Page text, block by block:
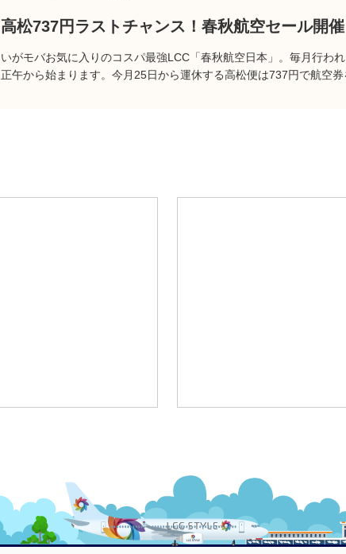
高松737円ラストチャンス！春秋航空セール開催
いがモバお気に入りのコスパ最強LCC「春秋航空日本」。毎月行わ
正午から始まります。今月25日から運休する高松便は737円で航空券